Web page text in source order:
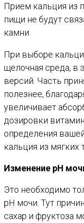
Прием кальция из
пищи не будут
камни.
При выборе
щелочная среда, в
версий. Часть
полезнее,
увеличивает
дозировки
определения
кальция из мягких
Изменение pH
Это необходимо
pH мочи. Тут
сахар и фруктоза